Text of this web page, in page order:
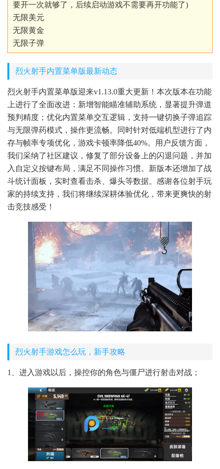
要开一次就够了，后续启动游戏不需要再开功能了)
无限美元
无限黄金
无限子弹
烈火射手内置菜单版最新动态
烈火射手内置菜单版迎来v1.13.0重大更新！本次版本在功能
上进行了全面改进：新增智能瞄准辅助系统，显著提升弹道
预判精度；优化内置菜单交互逻辑，支持一键切换子弹追踪
与无限弹药模式，操作更流畅。同时针对低端机型进行了内
存与帧率专项优化，游戏卡顿率降低40%。用户反馈方面，
我们采纳了社区建议，修复了部分设备上的闪退问题，并加
入自定义按键布局，满足不同操作习惯。新版本还增加了战
斗统计面板，实时查看击杀、爆头等数据。感谢各位射手玩
家的持续支持，我们将继续深耕体验优化，带来更爽快的射
击竞技感受！
烈火射手游戏怎么玩，新手攻略
1、进入游戏以后，操控你的角色与僵尸进行射击对战；